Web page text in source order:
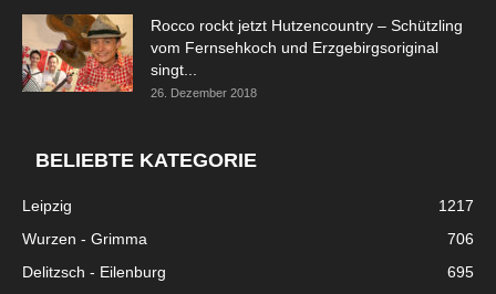
Rocco rockt jetzt Hutzencountry – Schützling
vom Fernsehkoch und Erzgebirgsoriginal
singt...
26. Dezember 2018
BELIEBTE KATEGORIE
Leipzig
1217
Wurzen - Grimma
706
Delitzsch - Eilenburg
695